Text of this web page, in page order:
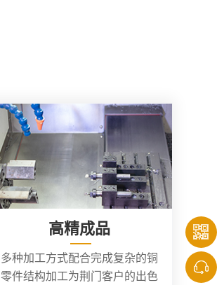
高精成品
多种加工方式配合完成复杂的铜
零件结构加工为荆门客户的出色